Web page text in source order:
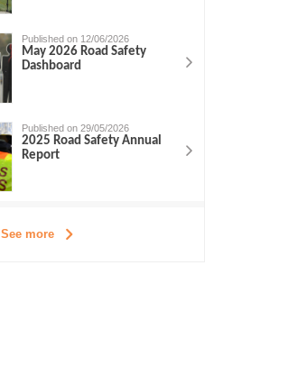
Published on 12/06/2026
May 2026 Road Safety
Dashboard
Published on 29/05/2026
2025 Road Safety Annual
Report
See more